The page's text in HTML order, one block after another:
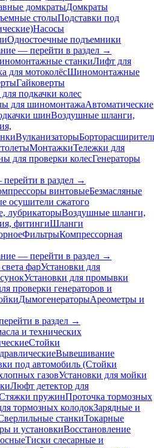
домкратыДомкраты
столыПодставки под
Насосы
Одностоечные подъемники
— перейти в раздел →
станкиЛифт для
для мотоколёсШиномонтажные
Гайковерты
подкачки колес
для шиномонтажаАвтоматические
шинВоздушные шланги,
Вулканизаторы
МонтажкиТележки для
для проверки колесГенераторы
в раздел →
винтовыеБезмасляные
осушители сжатого
лубрикаторыВоздушные шланги,
фитингиШланги
ФильтрыКомпрессорная
— перейти в раздел →
фарУстановки для
Установки для промывки
проверки генераторов и
ДымогенераторыАреометры и
в раздел →
и технических
Стойки
Вывешивание
под автомобиль (Стойки
газовУстановки для мойки
Люфт детектор для
пружинПроточка тормозных
тормозных колодокЗарядные и
станкиТокарные
и установкиВосстановление
Тиски слесарные и